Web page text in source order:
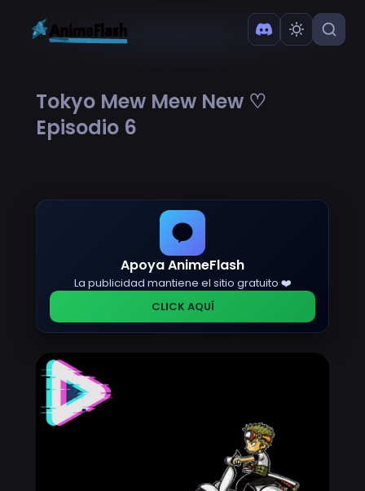
Tokyo Mew Mew New ♡
Episodio 6
Apoya AnimeFlash
La publicidad mantiene el sitio gratuito ❤️
CLICK AQUÍ